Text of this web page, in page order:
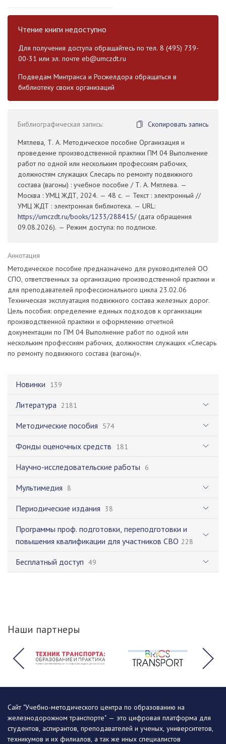
Новинки 139
Литература 2181
Методические пособия 574
Фонды оценочных средств 181
Научно-исследовательские работы 6
Мультимедия 8
Периодические издания 38
Программы проф. подготовки, переподготовки и
повышения квалификации для участников СВО 228
Бесплатный доступ 49
Чтение книги недоступно
Для получения доступа обращайтесь по тел. 8 (495) 739-
00-31 или эл. почте eb@umczdt.ru
Подведам Минтранса и Росжелдора обращаться в
библиотеку своих организаций
Библиографическая запись:
Скопировать запись
Мятлева, Т. А. Методическое пособие Организация и
проведение производственной практики ПМ 04 Выполнение
работ по одной или нескольким профессиям рабочих,
должностям служащих Слесарь по ремонту подвижного
состава (вагоны) : учебное пособие / Т. А. Мятлева. —
Москва : УМЦ ЖДТ, 2024. — 48 с. — Текст : электронный //
УМЦ ЖДТ : электронная библиотека. — URL:
https://umczdt.ru/books/1233/288415/(дата обращения
09.08.2026). — Режим доступа: по подписке.
Аннотация
Методическое пособие предназначено для руководителей ОО
СПО, ответственных за организацию производственной практики и
для преподавателей профессионального цикла 23.02.06
Техническая эксплуатация подвижного состава железных дорог.
Цель пособия: определение единых подходов к организации
производственной практики и оформлению отчетной
документации по ПМ 04 Выполнение работ по одной или
нескольким профессиям рабочих, должностям служащих «Слесарь
по ремонту подвижного состава (вагоны)».
Наши партнеры
Сайт "Учебно-методического центра по образованию на
железнодорожном транспорте" — это цифровая платформа для
студентов, аспирантов, преподавателей и ученых, университетов,
техникумов и их филиалов, а так же иных специалистов